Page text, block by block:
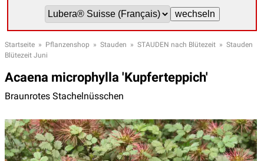
Startseite » Pflanzenshop » Stauden » STAUDEN nach Blütezeit » Stauden
Blütezeit Juni
Acaena microphylla 'Kupferteppich'
Braunrotes Stachelnüsschen